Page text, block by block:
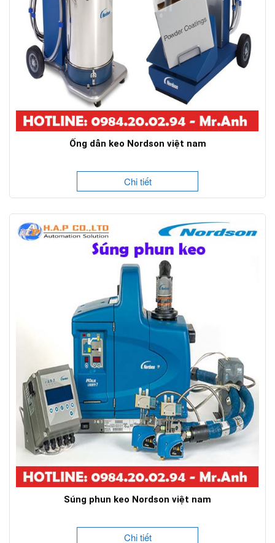
Ống dẫn keo Nordson việt nam
Chi tiết
Súng phun keo Nordson việt nam
Chi tiết